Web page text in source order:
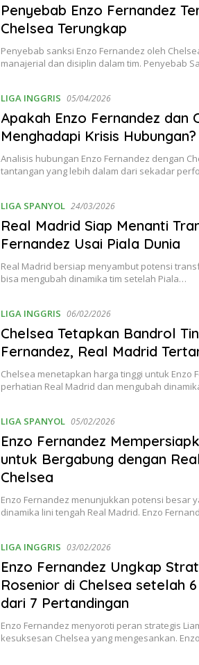
Penyebab Enzo Fernandez
Chelsea Terungkap
Penyebab sanksi Enzo Fernandez oleh
manajerial dan disiplin dalam tim. Penyebab
LIGA INGGRIS 05/04/2026
Apakah Enzo Fernandez dan
Menghadapi Krisis Hubungan?
Analisis hubungan Enzo Fernandez dengan
tantangan yang lebih dalam dari sekadar
LIGA SPANYOL 24/03/2026
Real Madrid Siap Menanti
Fernandez Usai Piala Dunia
Real Madrid bersiap menyambut potensi
bisa mengubah dinamika tim setelah Piala…
LIGA INGGRIS 06/02/2026
Chelsea Tetapkan Bandrol
Fernandez, Real Madrid
Chelsea menetapkan harga tinggi untuk Enzo
perhatian Real Madrid dan mengubah
LIGA SPANYOL 05/02/2026
Enzo Fernandez
untuk Bergabung dengan
Chelsea
Enzo Fernandez menunjukkan potensi besar
dinamika lini tengah Real Madrid. Enzo
LIGA INGGRIS 03/02/2026
Enzo Fernandez Ungkap
Rosenior di Chelsea setelah
dari 7 Pertandingan
Enzo Fernandez menyoroti peran strategis
kesuksesan Chelsea yang mengesankan.